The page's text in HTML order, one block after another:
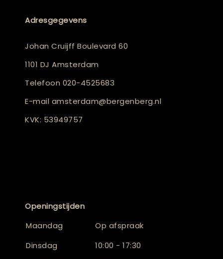
Adresgegevens
Johan Cruijff Boulevard 60
1101 DJ Amsterdam
Telefoon 020-4525683
E-mail amsterdam@bergenberg.nl
KVK: 53949757
Openingstijden
Maandag
Op afspraak
Dinsdag
10:00 - 17:30